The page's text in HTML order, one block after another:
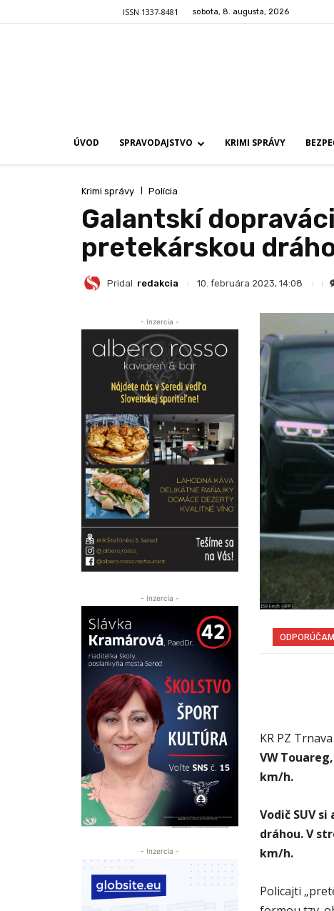
ISSN 1337-8481 sobota, 8. augusta, 2026
ÚVOD SPRAVODAJSTVO KRIMI SPRÁVY
Krimi správy Polícia
Galantskí
pretekárskou
Pridal redakcia 10. februára 2023, 14:08
- Inzercia -
- Inzercia -
- Inzercia -
KR PZ
VW
km/h.
Vodič SUV
dráhou. V
km/h.
Policajti